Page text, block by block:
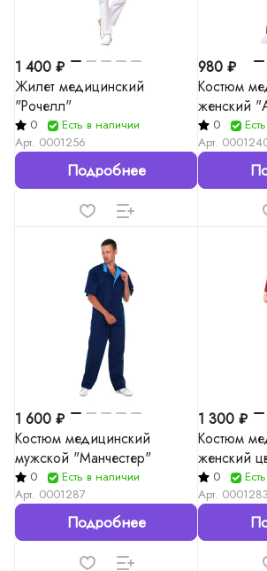
1 400 ₽
Жилет медицинский
"Рочелл"
0
Есть в наличии
Арт. 0001256
Подробнее
980 ₽
Костюм
женский
0
Арт.
1 600 ₽
Костюм медицинский
мужской "Манчестер"
0
Есть в наличии
Арт. 0001287
Подробнее
1 300 ₽
Костюм
женский
0
Арт. 0001283